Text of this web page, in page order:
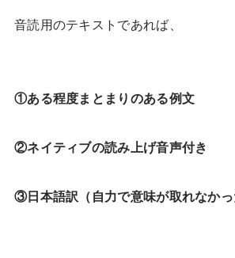
音読用のテキストであれば、
①ある程度まとまりのある例文
②ネイティブの読み上げ音声付き
③日本語訳（自力で意味が取れなかっ